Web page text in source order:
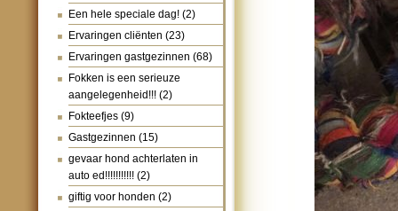
Een hele speciale dag! (2)
Ervaringen cliënten (23)
Ervaringen gastgezinnen (68)
Fokken is een serieuze
aangelegenheid!!! (2)
Fokteefjes (9)
Gastgezinnen (15)
gevaar hond achterlaten in
auto ed!!!!!!!!!!! (2)
giftig voor honden (2)